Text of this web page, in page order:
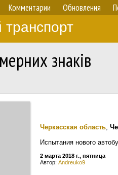
Комментарии Обновления
знаків
Черкасская область,
Испытания нового
2 марта 2018 г., пятница
Автор: Andreuko9